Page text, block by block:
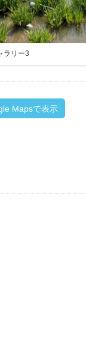
ラリー3
Mapsで表示